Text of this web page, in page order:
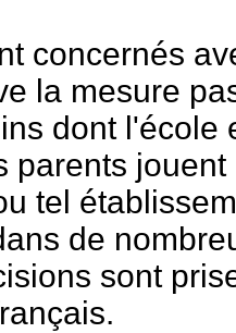
concernés
la mesure
dont
parents
tel
de
sont